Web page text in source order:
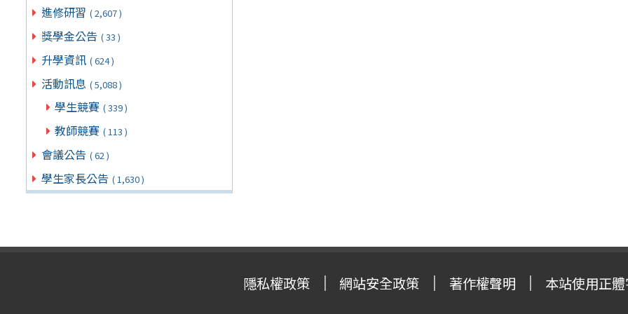
進修研習 ( 2,607 )
獎學金公告 ( 33 )
升學資訊 ( 624 )
活動訊息 ( 5,088 )
學生競賽 ( 339 )
教師競賽 ( 113 )
會議公告 ( 62 )
學生家長公告 ( 1,630 )
隱私權政策 網站安全政策 著作權聲明 本站使用正